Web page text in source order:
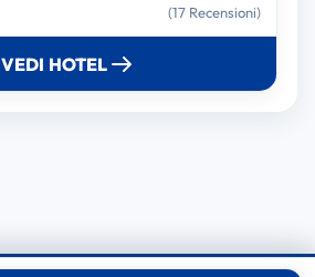
(17 Recensioni)
VEDI HOTEL